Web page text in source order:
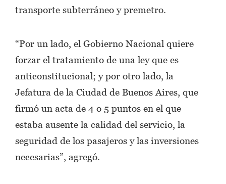
transporte subterráneo y premetro.
“Por un lado, el Gobierno Nacional quiere
forzar el tratamiento de una ley que es
anticonstitucional; y por otro lado, la
Jefatura de la Ciudad de Buenos Aires, que
firmó un acta de 4 o 5 puntos en el que
estaba ausente la calidad del servicio, la
seguridad de los pasajeros y las inversiones
necesarias”, agregó.